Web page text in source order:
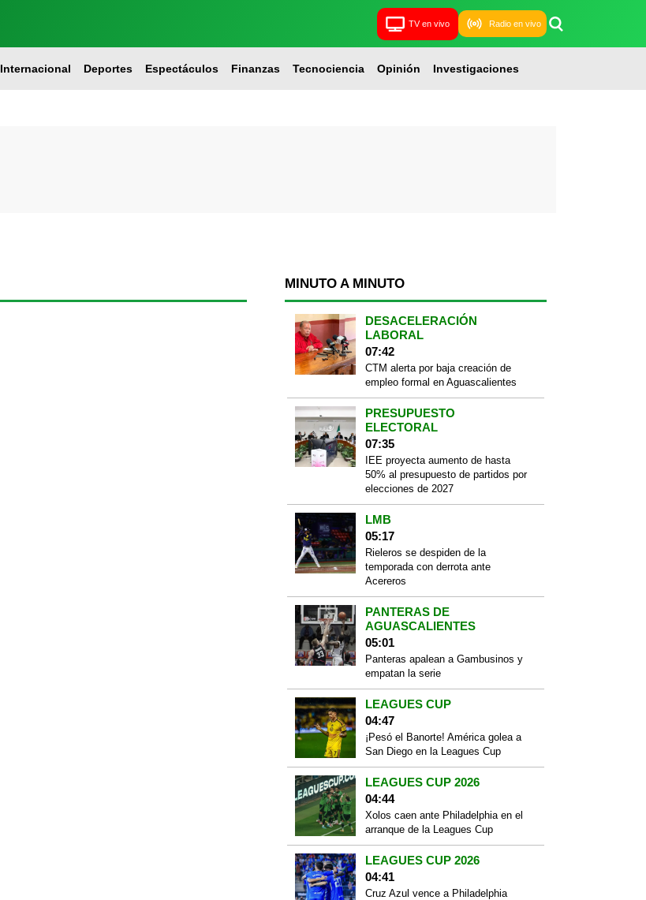
TV en vivo Radio en vivo
Internacional Deportes Espectáculos Finanzas Tecnociencia Opinión Investigaciones
MINUTO A MINUTO
DESACELERACIÓN
LABORAL
07:42
CTM alerta por baja creación de
empleo formal en Aguascalientes
PRESUPUESTO
ELECTORAL
07:35
IEE proyecta aumento de hasta
50% al presupuesto de partidos por
elecciones de 2027
LMB
05:17
Rieleros se despiden de la
temporada con derrota ante
Acereros
PANTERAS DE
AGUASCALIENTES
05:01
Panteras apalean a Gambusinos y
empatan la serie
LEAGUES CUP
04:47
¡Pesó el Banorte! América golea a
San Diego en la Leagues Cup
LEAGUES CUP 2026
04:44
Xolos caen ante Philadelphia en el
arranque de la Leagues Cup
LEAGUES CUP 2026
04:41
Cruz Azul vence a Philadelphia